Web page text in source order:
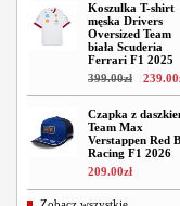
Koszulka T-shirt
męska Drivers
Oversized Team
biała Scuderia
Ferrari F1 2025
399.00zł 239.00
Czapka z
Team Max
Verstappen Red
Racing F1 2026
209.00zł